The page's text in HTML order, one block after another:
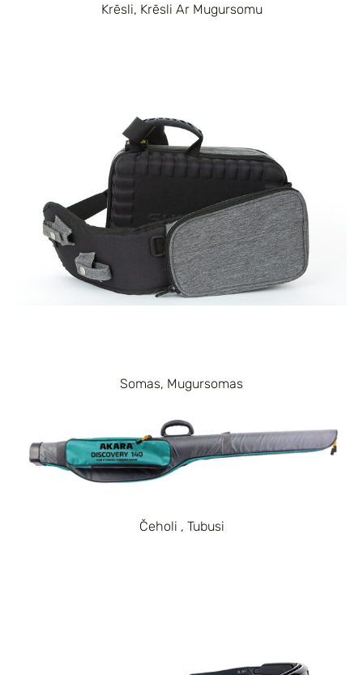
Krēsli, Krēsli Ar Mugursomu
Somas, Mugursomas
Čeholi , Tubusi